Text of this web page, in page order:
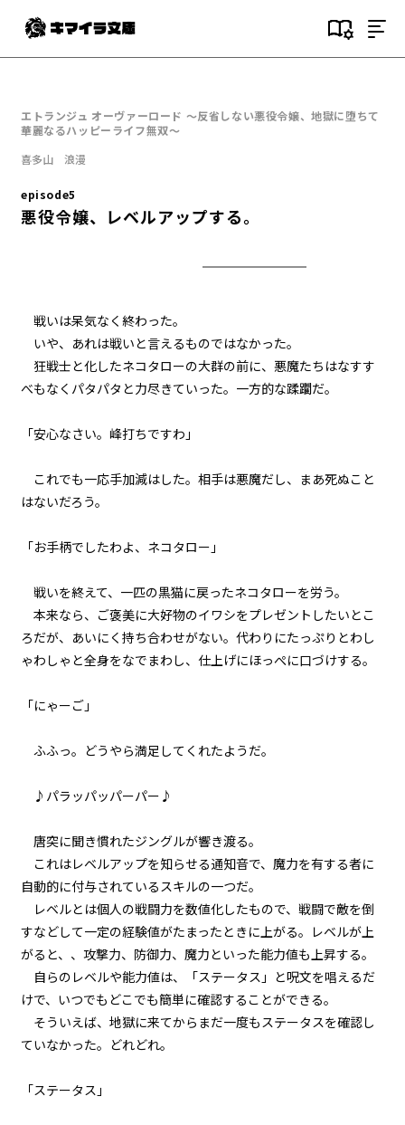
目次
悪役令嬢、地獄に堕ちる。
悪役令嬢、愛猫と再会する。
episode4
悪役令嬢、闇魔法で無双する。
episode5
悪役令嬢、地獄の悪魔を家来にす
る。
悪役令嬢、悪魔の名付け親にな
episode8
悪役令嬢、地獄でハッピーライフ
を決意する。
小休止：悪役令嬢、地獄でグルメ
episode11
悪役令嬢、ムチ打ち地獄で専属メ
イドと再会する。
episode12
悪役令嬢、一度決めたら何が何で
もやり通す。
episode13
悪役令嬢、専属メイドを救出す
エトランジュ オーヴァーロード ～反省しない悪役令嬢、地獄に堕ちて
華麗なるハッピーライフ無双～
喜多山 浪漫
episode5
悪役令嬢、レベルアップする。
戦いは呆気なく終わった。
いや、あれは戦いと言えるものではなかった。
狂戦士と化したネコタローの大群の前に、悪魔たちはなすす
べもなくパタパタと力尽きていった。一方的な蹂躙だ。
「安心なさい。峰打ちですわ」
これでも一応手加減はした。相手は悪魔だし、まあ死ぬこと
はないだろう。
「お手柄でしたわよ、ネコタロー」
戦いを終えて、一匹の黒猫に戻ったネコタローを労う。
本来なら、ご褒美に大好物のイワシをプレゼントしたいとこ
ろだが、あいにく持ち合わせがない。代わりにたっぷりとわし
ゃわしゃと全身をなでまわし、仕上げにほっぺに口づけする。
「にゃーご」
ふふっ。どうやら満足してくれたようだ。
♪パラッパッパーパー♪
唐突に聞き慣れたジングルが響き渡る。
これはレベルアップを知らせる通知音で、魔力を有する者に
自動的に付与されているスキルの一つだ。
レベルとは個人の戦闘力を数値化したもので、戦闘で敵を倒
すなどして一定の経験値がたまったときに上がる。レベルが上
がると、、攻撃力、防御力、魔力といった能力値も上昇する。
自らのレベルや能力値は、「ステータス」と呪文を唱えるだ
けで、いつでもどこでも簡単に確認することができる。
そういえば、地獄に来てからまだ一度もステータスを確認し
ていなかった。どれどれ。
「ステータス」